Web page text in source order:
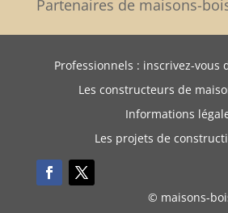
Partenaires de maisons-
Professionnels : inscrivez-vous
Les constructeurs de
Informations
Les projets de
© maisons-